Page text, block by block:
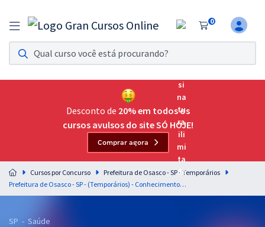
0
Assinatura Ilimitada 11
Acesso a todos os cursos. Teste grátis por 7 dias!
Assinatura OAB Até Passar
Acesso ilimitado a toda preparação para o Exame da
Residências Multiprofissionais
Preparação completa e intensiva para as principais
residências em saúde do Brasil
Desconto de 20% em todos os
cursos avulsos do site SÓ HOJE!
Comprar agora
Cursos por Concurso
Prefeitura de Osasco - SP - Temporários
Prefeitura de Osasco - SP - (Temporários) - Conhecimentos Específicos para o Cargo de Enfermeiro Intervencionista - SAMU com a Equipe Gran
SP - Saúde